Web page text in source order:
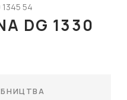
1345 54
DG 1330